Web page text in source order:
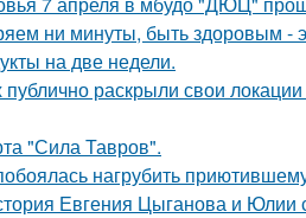
ни минуты, быть здоровым -
на две недели.
раскрыли свои
"Сила Тавров".
нагрубить
Евгения Цыганова и Юлии